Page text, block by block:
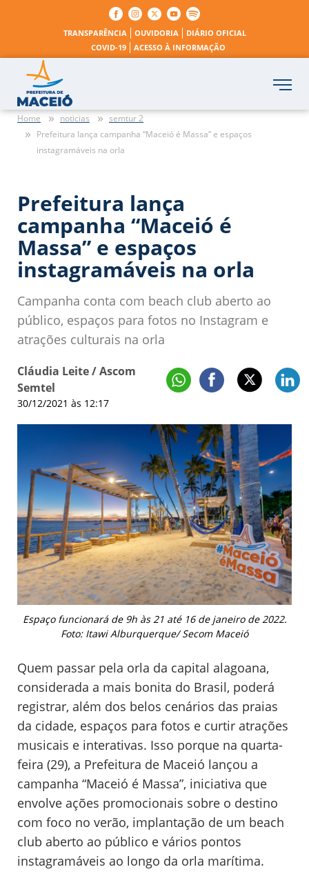
TRANSPARÊNCIA OUVIDORIA
DIÁRIO OFICIAL
COVID-19
ACESSO À INFORMAÇÃO
Home noticias
semtur 2
Prefeitura lança campanha “Maceió é Massa” e espaços
instagramáveis na orla
Prefeitura lança
campanha “Maceió é
Massa” e espaços
instagramáveis na orla
Campanha conta com beach club aberto ao
público, espaços para fotos no Instagram e
atrações culturais na orla
Cláudia Leite / Ascom
Semtel
30/12/2021 às 12:17
Espaço funcionará de 9h às 21 até 16 de janeiro de 2022.
Foto: Itawi Alburquerque/ Secom Maceió
Quem passar pela orla da capital alagoana,
considerada a mais bonita do Brasil, poderá
registrar, além dos belos cenários das praias
da cidade, espaços para fotos e curtir atrações
musicais e interativas. Isso porque na quarta-
feira (29), a Prefeitura de Maceió lançou a
campanha “Maceió é Massa”, iniciativa que
envolve ações promocionais sobre o destino
com foco no verão, implantação de um beach
club aberto ao público e vários pontos
instagramáveis ao longo da orla marítima.